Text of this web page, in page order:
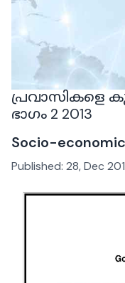
പ്രവാസികളെ
ഭാഗം 2 2013
Socio-economic
Published: 28, Dec